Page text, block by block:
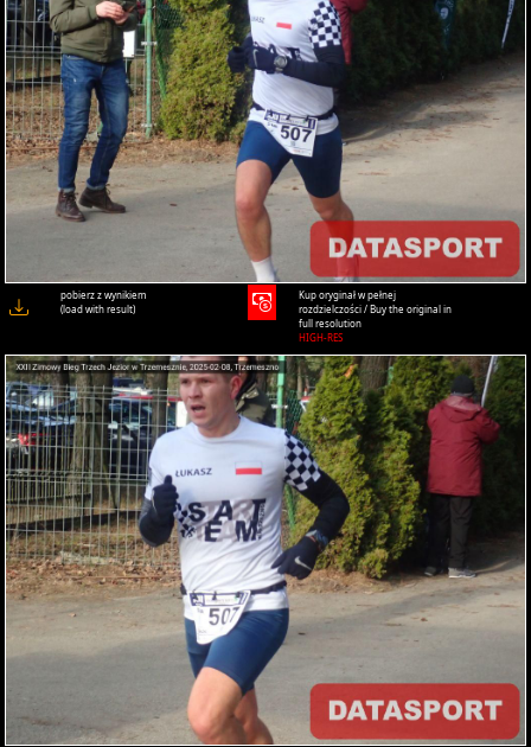
pobierz z wynikiem
(load with result)
Kup oryginał w pełnej
rozdzielczości / Buy the original in
full resolution
HIGH-RES